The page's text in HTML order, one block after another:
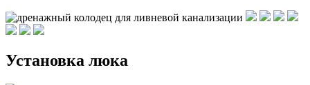
Установка люка